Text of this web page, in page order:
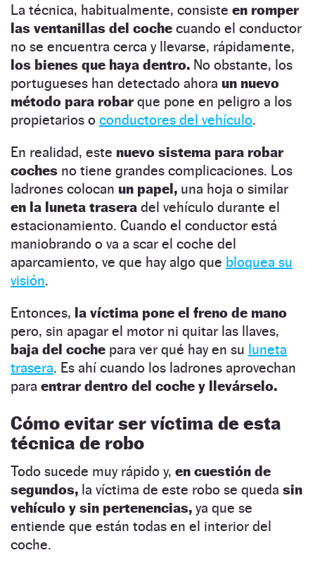
La técnica, habitualmente, consiste en romper
las ventanillas del coche cuando el conductor
no se encuentra cerca y llevarse, rápidamente,
los bienes que haya dentro. No obstante, los
portugueses han detectado ahora un nuevo
método para robarque pone en peligro a los
propietarios o conductores del vehículo.
En realidad, este nuevo sistema para robar
coches no tiene grandes complicaciones. Los
ladrones colocan un papel, una hoja o similar
en la luneta trasera del vehículo durante el
estacionamiento. Cuando el conductor está
maniobrando o va a scar el coche del
aparcamiento, ve que hay algo que bloquea su
visión.
Entonces, la víctima pone el freno de mano
pero, sin apagar el motor ni quitar las llaves,
baja del coche para ver qué hay en su luneta
trasera. Es ahí cuando los ladrones aprovechan
para entrar dentro del coche y llevárselo.
Cómo evitar ser víctima de esta
técnica de robo
Todo sucede muy rápido y, en cuestión de
segundos, la víctima de este robo se queda sin
vehículo y sin pertenencias, ya que se
entiende que están todas en el interior del
coche.